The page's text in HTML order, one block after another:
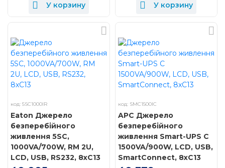
У корзину
У корзину
код: 5SC1000IR
Eaton Джерело
безперебійного
живлення 5SC,
1000VA/700W, RM 2U,
LCD, USB, RS232, 8xC13
код: SMC1500IC
APC Джерело
безперебійного
живлення Smart-UPS C
1500VA/900W, LCD, USB,
SmartConnect, 8xC13